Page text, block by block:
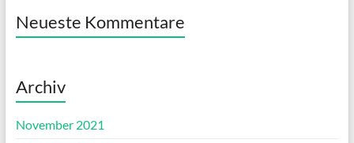
Neueste Kommentare
Archiv
November 2021